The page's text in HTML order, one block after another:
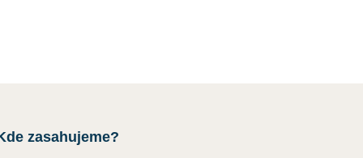
zasahujeme?